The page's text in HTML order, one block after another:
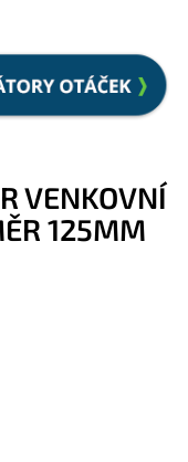
VENKOVNÍ
125MM